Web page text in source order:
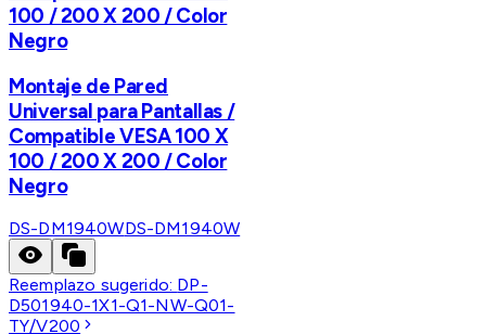
100 / 200 X 200 / Color
Negro
Montaje de Pared
Universal para Pantallas /
Compatible VESA 100 X
100 / 200 X 200 / Color
Negro
DS-DM1940WDS-DM1940W
Reemplazo sugerido: DP-
D501940-1X1-Q1-NW-Q01-
TY/V200